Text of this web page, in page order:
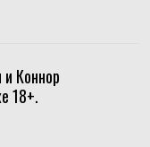
Коннор
18+.